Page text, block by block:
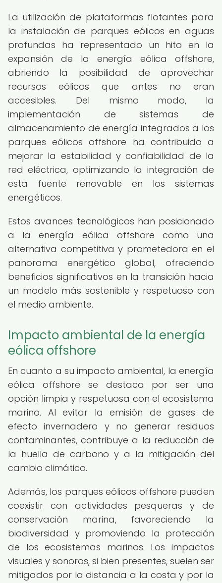
La utilización de plataformas flotantes para
la instalación de parques eólicos en aguas
profundas ha representado un hito en la
expansión de la energía eólica offshore,
abriendo la posibilidad de aprovechar
recursos eólicos que antes no eran
accesibles. Del mismo modo, la
implementación de sistemas de
almacenamiento de energía integrados a los
parques eólicos offshore ha contribuido a
mejorar la estabilidad y confiabilidad de la
red eléctrica, optimizando la integración de
esta fuente renovable en los sistemas
energéticos.
Estos avances tecnológicos han posicionado
a la energía eólica offshore como una
alternativa competitiva y prometedora en el
panorama energético global, ofreciendo
beneficios significativos en la transición hacia
un modelo más sostenible y respetuoso con
el medio ambiente.
Impacto ambiental de la energía
eólica offshore
En cuanto a su impacto ambiental, la energía
eólica offshore se destaca por ser una
opción limpia y respetuosa con el ecosistema
marino. Al evitar la emisión de gases de
efecto invernadero y no generar residuos
contaminantes, contribuye a la reducción de
la huella de carbono y a la mitigación del
cambio climático.
Además, los parques eólicos offshore pueden
coexistir con actividades pesqueras y de
conservación marina, favoreciendo la
biodiversidad y promoviendo la protección
de los ecosistemas marinos. Los impactos
visuales y sonoros, si bien presentes, suelen ser
mitigados por la distancia a la costa y por la